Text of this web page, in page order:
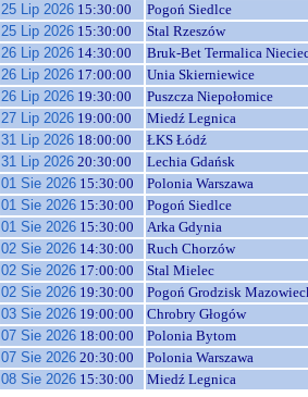
25 Lip 2026 15:30:00
Pogoń Siedlce
25 Lip 2026 15:30:00
Stal Rzeszów
26 Lip 2026 14:30:00
Bruk-Bet Termalica
26 Lip 2026 17:00:00
Unia Skierniewice
26 Lip 2026 19:30:00
Puszcza Niepołomice
27 Lip 2026 19:00:00
Miedź Legnica
31 Lip 2026 18:00:00
ŁKS Łódź
31 Lip 2026 20:30:00
Lechia Gdańsk
01 Sie 2026 15:30:00
Polonia Warszawa
01 Sie 2026 15:30:00
Pogoń Siedlce
01 Sie 2026 15:30:00
Arka Gdynia
02 Sie 2026 14:30:00
Ruch Chorzów
02 Sie 2026 17:00:00
Stal Mielec
02 Sie 2026 19:30:00
Pogoń Grodzisk
03 Sie 2026 19:00:00
Chrobry Głogów
07 Sie 2026 18:00:00
Polonia Bytom
07 Sie 2026 20:30:00
Polonia Warszawa
08 Sie 2026 15:30:00 Miedź Legnica